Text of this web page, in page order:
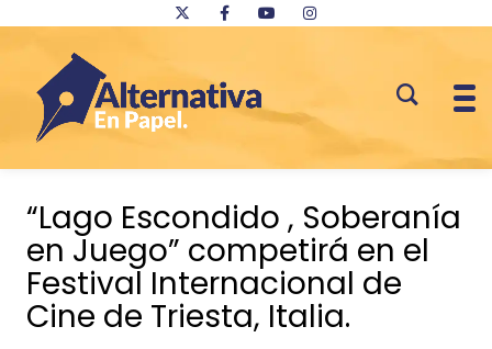
contenido
“Lago Escondido , Soberanía
en Juego” competirá en el
Festival Internacional de
Cine de Triesta, Italia.